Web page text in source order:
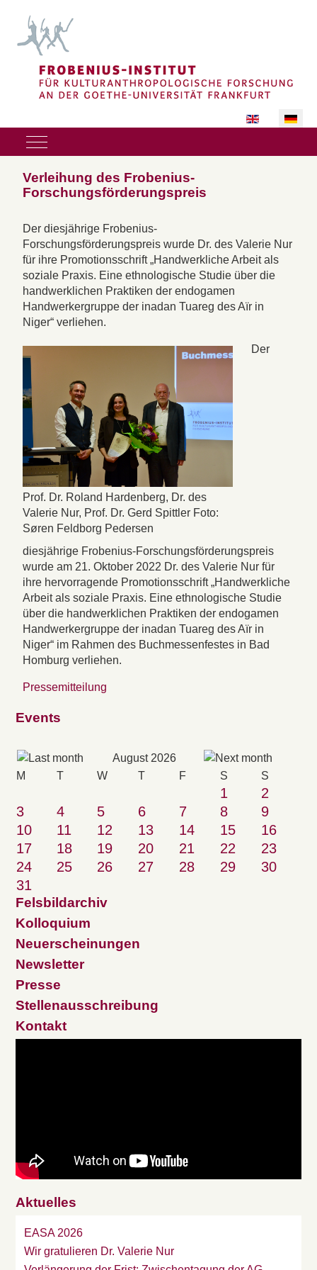
Sprache
Mobile Menu Toggle
Verleihung des Frobenius-
Forschungsförderungspreis
Der diesjährige Frobenius-
Forschungsförderungspreis wurde Dr. des Valerie Nur
für ihre Promotionsschrift „Handwerkliche Arbeit als
soziale Praxis. Eine ethnologische Studie über die
handwerklichen Praktiken der endogamen
Handwerkergruppe der inadan Tuareg des Aïr in
Niger“ verliehen.
Prof. Dr. Roland Hardenberg, Dr. des
Valerie Nur, Prof. Dr. Gerd Spittler Foto:
Søren Feldborg Pedersen
Der
diesjährige Frobenius-Forschungsförderungspreis
wurde am 21. Oktober 2022 Dr. des Valerie Nur für
ihre hervorragende Promotionsschrift „Handwerkliche
Arbeit als soziale Praxis. Eine ethnologische Studie
über die handwerklichen Praktiken der endogamen
Handwerkergruppe der inadan Tuareg des Aïr in
Niger“ im Rahmen des Buchmessenfestes in Bad
Homburg verliehen.
Pressemitteilung
Events
August 2026
M T W T F S S
1
2
3
4 5 6 7 8
9
10
11 12 13 14 15
16
17
18 19 20 21 22
23
24
25 26 27 28 29
30
31
Felsbildarchiv
Kolloquium
Neuerscheinungen
Newsletter
Presse
Stellenausschreibung
Kontakt
Aktuelles
EASA 2026
Wir gratulieren Dr. Valerie Nur